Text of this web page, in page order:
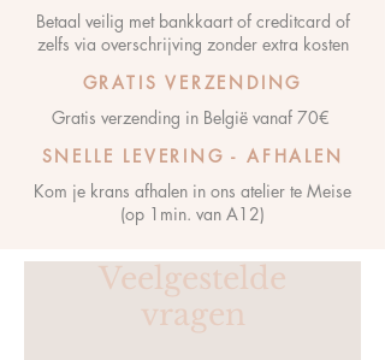
Betaal veilig met bankkaart of creditcard of
zelfs via overschrijving zonder extra kosten
GRATIS VERZENDING
Gratis verzending in België vanaf 70€
SNELLE LEVERING - AFHALEN
Kom je krans afhalen in ons atelier te Meise
(op 1min. van A12)
Veelgestelde
vragen